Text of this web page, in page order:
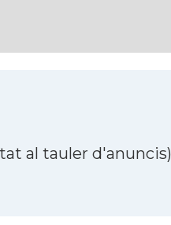
al tauler d'anuncis)